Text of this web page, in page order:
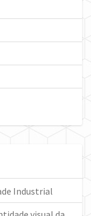
Industrial